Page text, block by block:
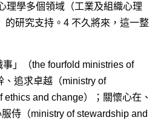
理學多個領域（工業及組織心理
的研究支持。4 不久將來，這一整
」（the fourfold ministries of
、追求卓越（ministry of
and change）；關懷心在、
侍（ministry of stewardship and